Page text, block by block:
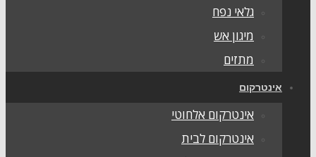
גלאי נפח
מיגון אש
אינטרקום אלחוטי
אינטרקום לבית